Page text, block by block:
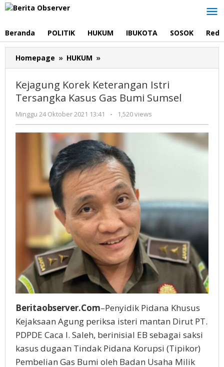
Lewati
Beranda POLITIK HUKUM IBUKOTA SOSOK
Homepage » HUKUM »
Korek
Istri
Tersangka
Kasus
Bumi
Sumsel
Kejagung Korek Keterangan Istri
Tersangka Kasus Gas Bumi Sumsel
Minggu 24 Oktober 2021 13:41
oleh
Redaksi
- 1,520 views
Beritaobserver.Com–Penyidik Pidana Khusus
Kejaksaan Agung periksa isteri mantan Dirut PT.
PDPDE Caca I. Saleh, berinisial EB sebagai saksi
kasus dugaan Tindak Pidana Korupsi (Tipikor)
Pembelian Gas Bumi oleh Badan Usaha Milik